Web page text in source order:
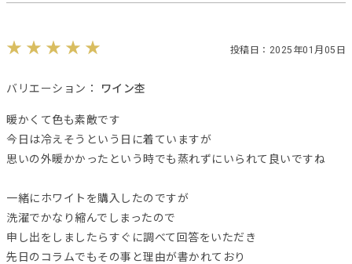
投稿日：2025年01月05日
バリエーション： ワイン杢
暖かくて色も素敵です
今日は冷えそうという日に着ていますが
思いの外暖かかったという時でも蒸れずにいられて良いですね
一緒にホワイトを購入したのですが
洗濯でかなり縮んでしまったので
申し出をしましたらすぐに調べて回答をいただき
先日のコラムでもその事と理由が書かれており